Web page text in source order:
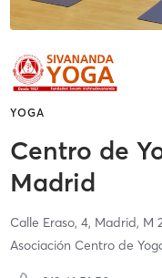
YOGA
Centro de
Madrid
Calle Eraso, 4, Madrid, M
Asociación Centro de